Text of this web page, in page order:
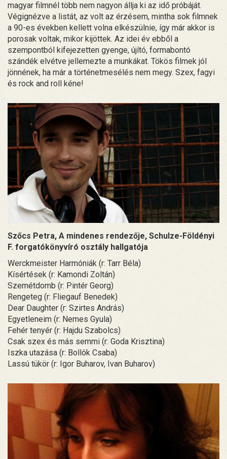
magyar filmnél több nem nagyon állja ki az idő próbáját.
Végignézve a listát, az volt az érzésem, mintha sok filmnek
a 90-es években kellett volna elkészülnie, így már akkor is
porosak voltak, mikor kijöttek. Az idei év ebből a
szempontból kifejezetten gyenge, újító, formabontó
szándék elvétve jellemezte a munkákat. Tökös filmek jól
jönnének, ha már a történetmesélés nem megy. Szex, fagyi
és rock and roll kéne!
Szőcs Petra, A mindenes rendezője, Schulze-Földényi
F. forgatókönyvíró osztály hallgatója
Werckmeister Harmóniák (r: Tarr Béla)
Kísértések (r: Kamondi Zoltán)
Szemétdomb (r: Pintér Georg)
Rengeteg (r: Fliegauf Benedek)
Dear Daughter (r: Szirtes András)
Egyetleneim (r: Nemes Gyula)
Fehér tenyér (r: Hajdu Szabolcs)
Csak szex és más semmi (r: Goda Krisztina)
Iszka utazása (r: Bollók Csaba)
Lassú tükör (r: Igor Buharov, Ivan Buharov)